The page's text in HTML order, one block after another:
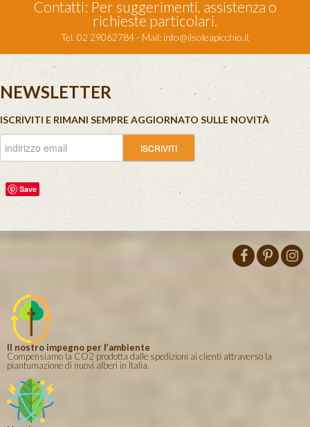
Contatti: Per suggerimenti, assistenza o
richieste particolari.
Tel. 02 29062784 - Mail: info@ilsoleapicchio.it
NEWSLETTER
ISCRIVITI E RIMANI SEMPRE AGGIORNATO SULLE NOVITÀ
Save
Il nostro impegno per l’ambiente
Compensiamo la CO2 prodotta dalle spedizioni ai clienti attraverso la
piantumazione di nuovi alberi in Italia.